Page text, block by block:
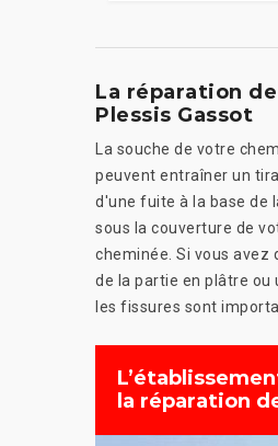
La réparation
Plessis Gassot
La souche de votre
peuvent entraîner un
d'une fuite à la base de
sous la couverture de
cheminée. Si vous
de la partie en plâtre ou
les fissures sont
la réparation